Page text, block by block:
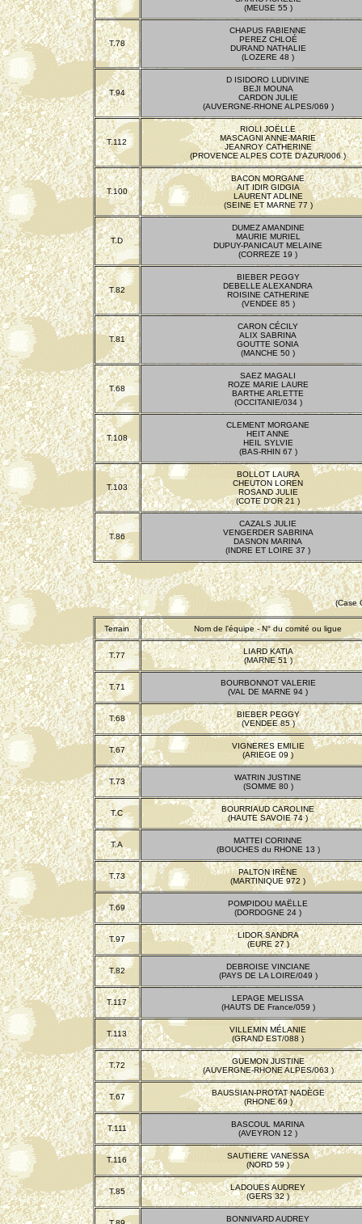
(MEUSE 55 )
T.78
CHAPUS FABIENNE
PEREZ CHLOÉ
DURAND NATHALIE
(LOZERE 48 )
T.94
D ISIDORO LUDIVINE
BEJI MOUNA
CARDON JULIE
(AUVERGNE-RHONE ALPES/069 )
T.112
RIOLI JOËLLE
MASCAGNI ANNE-MARIE
JEANROY CATHERINE
(PROVENCE ALPES COTE D'AZUR/006 )
T.100
BACON MORGANE
AIT IDIR GIDGIA
LAURENT ADLINE
(SEINE ET MARNE 77 )
T.D
DUMEZ AMANDINE
MAURIE MURIEL
DUPUY-PANICAUT MELAINE
(CORREZE 19 )
T.82
BIEBER PEGGY
DEBELLE ALEXANDRA
ROISINE CATHERINE
(VENDEE 85 )
T.81
CARON CÉCILY
ALIX SABRINA
GOUTTE SONIA
(MANCHE 50 )
T.68
SAEZ MAGALI
ROZE MARIE LAURE
BARTHE ARLETTE
(OCCITANIE/034 )
T.108
CLEMENT MORGANE
HEIT ANNE
HEIL SYLVIE
(BAS-RHIN 67 )
T.103
BOLLOT LAURA
CHEUTON LOREN
ROSAND JULIE
(COTE D'OR 21 )
T.86
CAZALS JULIE
VENGERDER SABRINA
DASNON MARINA
(INDRE ET LOIRE 37 )
(Case
Terrain Nom de l'équipe - N° du comité ou ligue
T.77
LIARD KATIA
(MARNE 51 )
T.71
BOURBONNOT VALERIE
(VAL DE MARNE 94 )
T.68
BIEBER PEGGY
(VENDEE 85 )
T.67
VIGNERES EMILIE
(ARIEGE 09 )
T.73
WATRIN JUSTINE
(SOMME 80 )
T.C
BOURRIAUD CAROLINE
(HAUTE SAVOIE 74 )
T.A
MATTEI CORINNE
(BOUCHES du RHONE 13 )
T.73
PALTON IRÈNE
(MARTINIQUE 972 )
T.69
POMPIDOU MAËLLE
(DORDOGNE 24 )
T.97
LIDOR SANDRA
(EURE 27 )
T.82
DEBROISE VINCIANE
(PAYS DE LA LOIRE/049 )
T.117
LEPAGE MELISSA
(HAUTS DE France/059 )
T.113
VILLEMIN MÉLANIE
(GRAND EST/088 )
T.72
GUEMON JUSTINE
(AUVERGNE-RHONE ALPES/063 )
T.67
BAUSSIAN-PROTAT NADÈGE
(RHONE 69 )
T.111
BASCOUL MARINA
(AVEYRON 12 )
T.116
SAUTIERE VANESSA
(NORD 59 )
T.85
LADOUES AUDREY
(GERS 32 )
BONNIVARD AUDREY